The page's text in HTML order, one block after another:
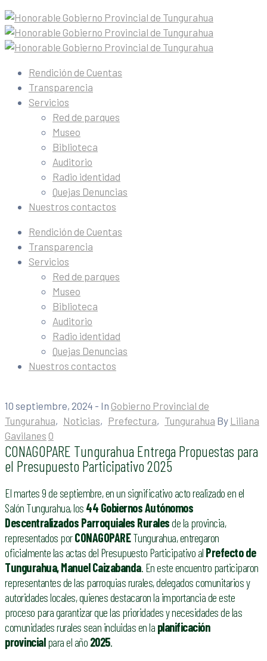
Rendición de Cuentas
Transparencia
Servicios
Red de parques
Museo
Biblioteca
Auditorio
Radio identidad
Quejas Denuncias
Nuestros contactos
Rendición de Cuentas
Transparencia
Servicios
Red de parques
Museo
Biblioteca
Auditorio
Radio identidad
Quejas Denuncias
Nuestros contactos
10 septiembre, 2024 - In Gobierno Provincial de
Tungurahua‚ Noticias‚ Prefectura‚ Tungurahua By Liliana
Gavilanes 0
CONAGOPARE Tungurahua Entrega Propuestas para
el Presupuesto Participativo 2025
El martes 9 de septiembre, en un significativo acto realizado en el
Salón Tungurahua, los 44 Gobiernos Autónomos
Descentralizados Parroquiales Ruralesde la provincia,
representados porCONAGOPARETungurahua, entregaron
oficialmente las actas del Presupuesto Participativo al Prefecto de
Tungurahua, Manuel Caizabanda. En este encuentro participaron
representantes de las parroquias rurales, delegados comunitarios y
autoridades locales, quienes destacaron la importancia de este
proceso para garantizar que las prioridades y necesidades de las
comunidades rurales sean incluidas en la planificación
provincialpara el año 2025.